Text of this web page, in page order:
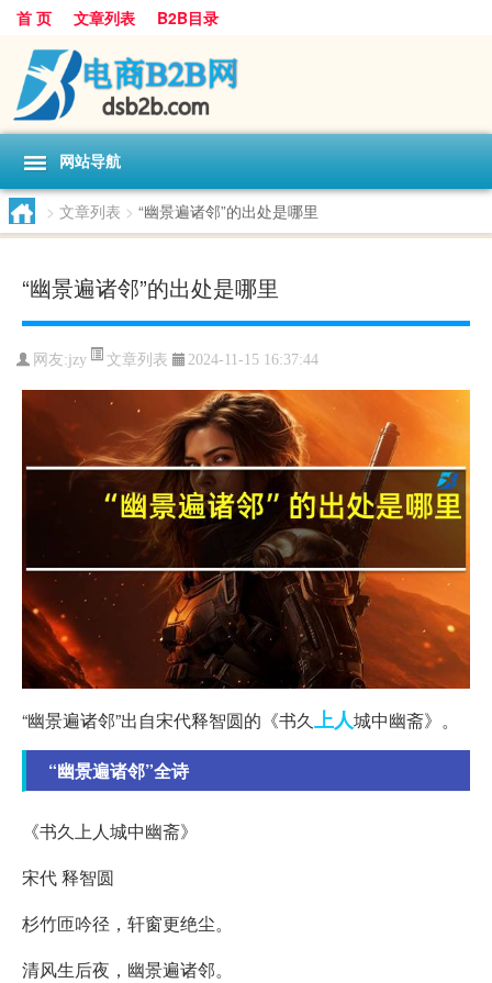
首 页 文章列表 B2B目录
网站导航
> 文章列表 > “幽景遍诸邻”的出处是哪里
“幽景遍诸邻”的出处是哪里
网友:jzy 文章列表 2024-11-15 16:37:44
“幽景遍诸邻”出自宋代释智圆的《书久上人城中幽斋》。
“幽景遍诸邻”全诗
《书久上人城中幽斋》
宋代 释智圆
杉竹匝吟径，轩窗更绝尘。
清风生后夜，幽景遍诸邻。